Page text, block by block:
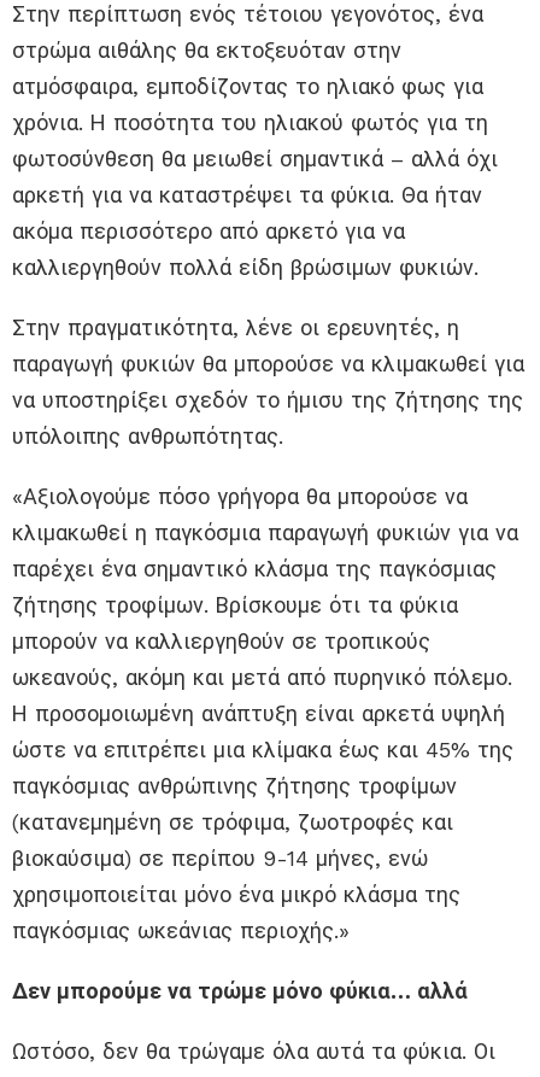
Στην περίπτωση ενός τέτοιου γεγονότος, ένα
στρώμα αιθάλης θα εκτοξευόταν στην
ατμόσφαιρα, εμποδίζοντας το ηλιακό φως για
χρόνια. Η ποσότητα του ηλιακού φωτός για τη
φωτοσύνθεση θα μειωθεί σημαντικά – αλλά όχι
αρκετή για να καταστρέψει τα φύκια. Θα ήταν
ακόμα περισσότερο από αρκετό για να
καλλιεργηθούν πολλά είδη βρώσιμων φυκιών.
Στην πραγματικότητα, λένε οι ερευνητές, η
παραγωγή φυκιών θα μπορούσε να κλιμακωθεί για
να υποστηρίξει σχεδόν το ήμισυ της ζήτησης της
υπόλοιπης ανθρωπότητας.
«Αξιολογούμε πόσο γρήγορα θα μπορούσε να
κλιμακωθεί η παγκόσμια παραγωγή φυκιών για να
παρέχει ένα σημαντικό κλάσμα της παγκόσμιας
ζήτησης τροφίμων. Βρίσκουμε ότι τα φύκια
μπορούν να καλλιεργηθούν σε τροπικούς
ωκεανούς, ακόμη και μετά από πυρηνικό πόλεμο.
Η προσομοιωμένη ανάπτυξη είναι αρκετά υψηλή
ώστε να επιτρέπει μια κλίμακα έως και 45% της
παγκόσμιας ανθρώπινης ζήτησης τροφίμων
(κατανεμημένη σε τρόφιμα, ζωοτροφές και
βιοκαύσιμα) σε περίπου 9-14 μήνες, ενώ
χρησιμοποιείται μόνο ένα μικρό κλάσμα της
παγκόσμιας ωκεάνιας περιοχής.»
Δεν μπορούμε να τρώμε μόνο φύκια… αλλά
Ωστόσο, δεν θα τρώγαμε όλα αυτά τα φύκια. Οι